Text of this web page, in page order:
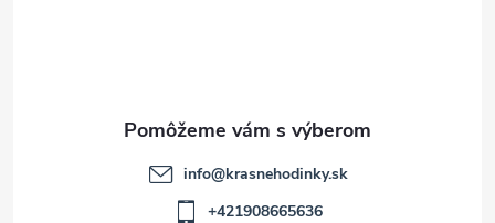
info@krasnehodinky.sk
+421908665636